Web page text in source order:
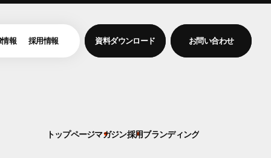
報 採用情報 資料ダウンロード お問い合わせ
トップページマガジン採用ブランディング